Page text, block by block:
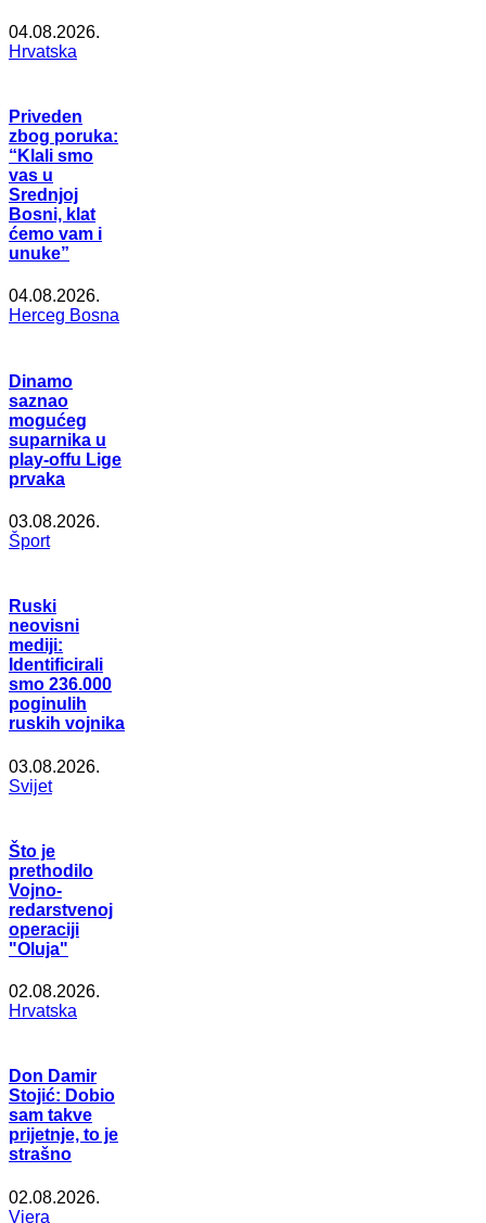
04.08.2026.
Hrvatska
Priveden
zbog poruka:
“Klali smo
vas u
Srednjoj
Bosni, klat
ćemo vam i
unuke”
04.08.2026.
Herceg Bosna
Dinamo
saznao
mogućeg
suparnika u
play-offu Lige
prvaka
03.08.2026.
Šport
Ruski
neovisni
mediji:
Identificirali
smo 236.000
poginulih
ruskih vojnika
03.08.2026.
Svijet
Što je
prethodilo
Vojno-
redarstvenoj
operaciji
"Oluja"
02.08.2026.
Hrvatska
Don Damir
Stojić: Dobio
sam takve
prijetnje, to je
strašno
02.08.2026.
Vjera